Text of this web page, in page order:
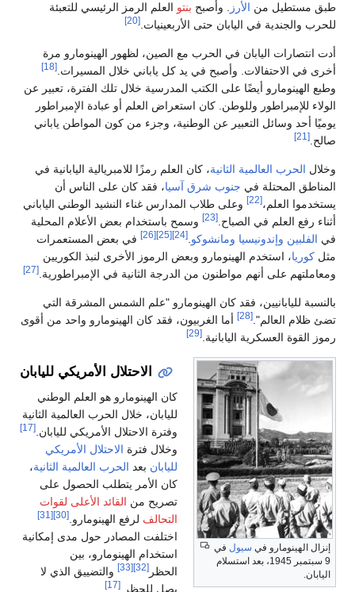
طبق مستطيل من الأرز . وأصبح بنتو العلم الرمز الرئيسي للتعبئة
للحرب والجندية في اليابان حتى الأربعينيات.[20]
أدت انتصارات اليابان في الحرب مع الصين، لظهور الهينومارو مرة
أخرى في الاحتفالات. وأصبح في يد كل ياباني خلال المسيرات.[18]
وطبع الهينومارو أيضًا على الكتب المدرسية خلال تلك الفترة، تعبير عن
الولاء للإمبراطور وللوطن. كان استعراض العلم أو عبادة الإمبراطور
يوميًا أحد وسائل التعبير عن الوطنية، وجزء من كون المواطن ياباني
صالح.[21]
وخلال الحرب العالمية الثانية، كان العلم رمزًا للامبريالية اليابانية في
المناطق المحتلة في جنوب شرق آسيا، فقد كان على الناس أن
يستخدموا العلم،[22]
وعلى طلاب المدارس غناء النشيد الوطني الياباني
أثناء رفع العلم في الصباح.[23]
وسمح باستخدام بعض الأعلام المحلية
في الفلبين وإندونيسيا ومانشوكو.
[24]
[25]
[26]
في بعض المستعمرات
مثل كوريا، استخدم الهينومارو وبعض الرموز الأخرى لنبذ الكوريين
ومعاملتهم على أنهم مواطنون من الدرجة الثانية في الإمبراطورية.[27]
بالنسبة لليابانيين، فقد كان الهينومارو "علم الشمس المشرقة التي
تضئ ظلام العالم".[28]
أما الغربيون، فقد كان الهينومارو واحد من أقوى
رموز القوة العسكرية اليابانية.[29]
إنزال الهينومارو في سيول في
9 سبتمبر 1945، بعد استسلام
اليابان.
الاحتلال الأمريكي لليابان
كان الهينومارو هو العلم الوطني
لليابان، خلال الحرب العالمية الثانية
وفترة الاحتلال الأمريكي لليابان. [17]
وخلال فترة الاحتلال الأمريكي
لليابان بعد الحرب العالمية الثانية،
كان الأمر يتطلب الحصول على
تصريح من القائد الأعلى لقوات
التحالف لرفع الهينومارو. [30]
[31]
اختلفت المصادر حول مدى إمكانية
استخدام الهينومارو، بين
الحظر [32]
[33]
والتضييق الذي لا
يصل للحظر.
[17]